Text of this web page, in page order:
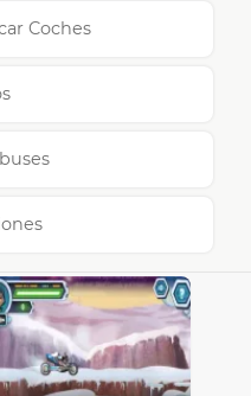
Coches